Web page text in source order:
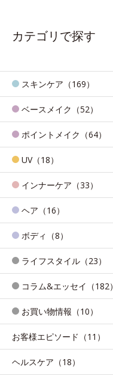
カテゴリで探す
スキンケア（169）
ベースメイク（52）
ポイントメイク（64）
UV（18）
インナーケア（33）
ヘア（16）
ボディ（8）
ライフスタイル（23）
コラム&エッセイ（182）
お買い物情報（10）
お客様エピソード（11）
ヘルスケア（18）